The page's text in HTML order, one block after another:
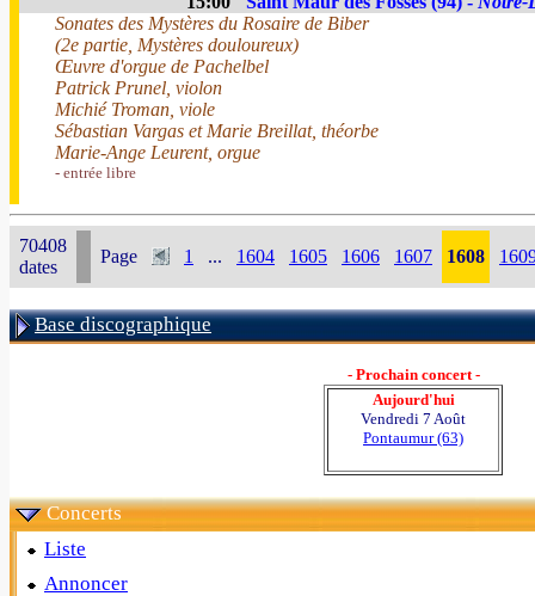
Sonates des Mystères du Rosaire de Biber
(2e partie, Mystères douloureux)
Œuvre d'orgue de Pachelbel
Patrick Prunel, violon
Michié Troman, viole
Sébastian Vargas et Marie Breillat, théorbe
Marie-Ange Leurent, orgue
- entrée libre
70408
dates
Page 1 ... 1604 1605 1606 1607 1608
Base discographique
- Prochain concert -
Aujourd'hui
Vendredi 7 Août
Pontaumur (63)
Concerts
Liste
Annoncer